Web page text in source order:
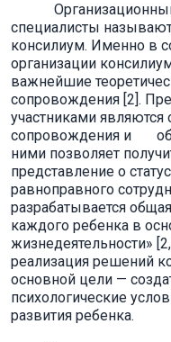
Организационным
специалисты
консилиум. Именно в
организации
важнейшие
сопровождения [2].
участниками
сопровождения и
ними позволяет
представление о
равноправного
разрабатывается
каждого ребенка в
жизнедеятельности»
реализация решений
основной цели —
психологические
развития ребенка.